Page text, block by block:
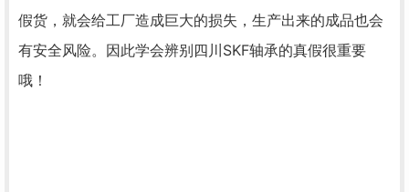
假货，就会给工厂造成巨大的损失，生产出来的成品也会
有安全风险。因此学会辨别四川SKF轴承的真假很重要
哦！